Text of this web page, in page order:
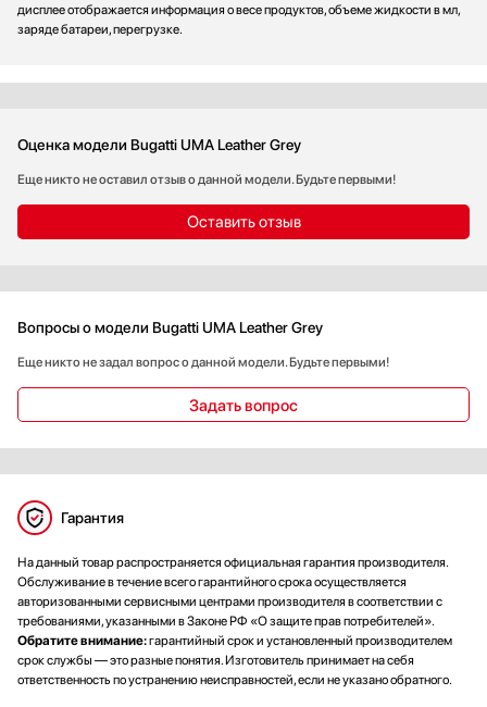
дисплее отображается информация о весе продуктов, объеме жидкости в мл,
заряде батареи, перегрузке.
Оценка модели Bugatti UMA Leather Grey
Еще никто не оставил отзыв о данной модели. Будьте первыми!
Оставить отзыв
Вопросы о модели Bugatti UMA Leather Grey
Еще никто не задал вопрос о данной модели. Будьте первыми!
Задать вопрос
Гарантия
На данный товар распространяется официальная гарантия производителя.
Обслуживание в течение всего гарантийного срока осуществляется
авторизованными сервисными центрами производителя в соответствии с
требованиями, указанными в Законе РФ «О защите прав потребителей».
Обратите внимание:гарантийный срок и установленный производителем
срок службы — это разные понятия. Изготовитель принимает на себя
ответственность по устранению неисправностей, если не указано обратного.